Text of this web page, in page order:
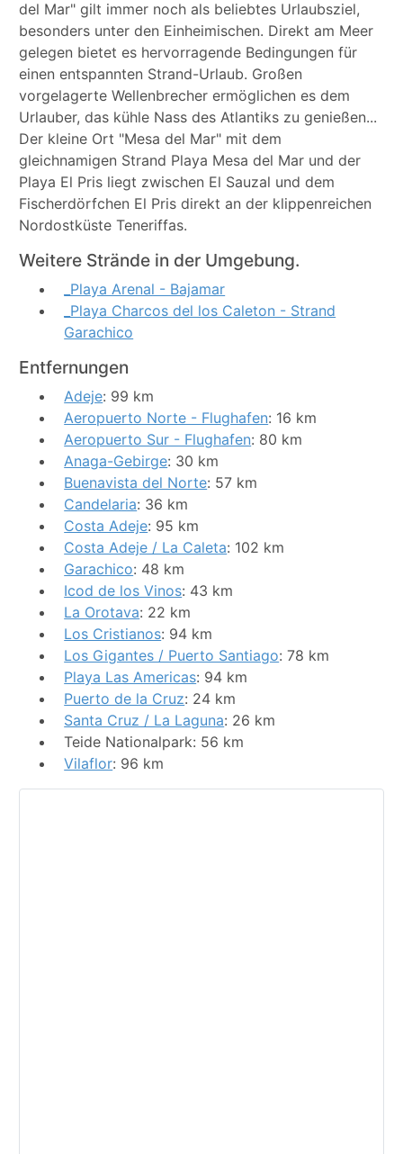
del Mar" gilt immer noch als beliebtes Urlaubsziel,
besonders unter den Einheimischen. Direkt am Meer
gelegen bietet es hervorragende Bedingungen für
einen entspannten Strand-Urlaub. Großen
vorgelagerte Wellenbrecher ermöglichen es dem
Urlauber, das kühle Nass des Atlantiks zu genießen...
Der kleine Ort "Mesa del Mar" mit dem
gleichnamigen Strand Playa Mesa del Mar und der
Playa El Pris liegt zwischen El Sauzal und dem
Fischerdörfchen El Pris direkt an der klippenreichen
Nordostküste Teneriffas.
Weitere Strände in der Umgebung.
_Playa Arenal - Bajamar
_Playa Charcos del los Caleton - Strand
Garachico
Entfernungen
Adeje: 99 km
Aeropuerto Norte - Flughafen: 16 km
Aeropuerto Sur - Flughafen: 80 km
Anaga-Gebirge: 30 km
Buenavista del Norte: 57 km
Candelaria: 36 km
Costa Adeje: 95 km
Costa Adeje / La Caleta: 102 km
Garachico: 48 km
Icod de los Vinos: 43 km
La Orotava: 22 km
Los Cristianos: 94 km
Los Gigantes / Puerto Santiago: 78 km
Playa Las Americas: 94 km
Puerto de la Cruz: 24 km
Santa Cruz / La Laguna: 26 km
Teide Nationalpark: 56 km
Vilaflor: 96 km